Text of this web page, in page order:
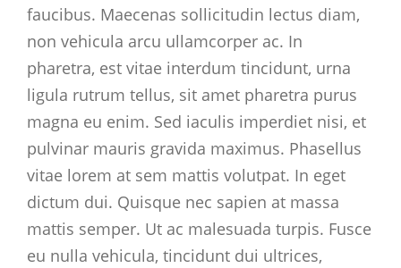
faucibus. Maecenas sollicitudin lectus diam,
non vehicula arcu ullamcorper ac. In
pharetra, est vitae interdum tincidunt, urna
ligula rutrum tellus, sit amet pharetra purus
magna eu enim. Sed iaculis imperdiet nisi, et
pulvinar mauris gravida maximus. Phasellus
vitae lorem at sem mattis volutpat. In eget
dictum dui. Quisque nec sapien at massa
mattis semper. Ut ac malesuada turpis. Fusce
eu nulla vehicula, tincidunt dui ultrices,